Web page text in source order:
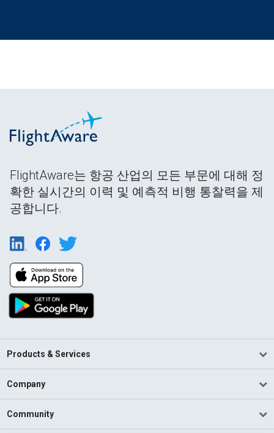
FlightAware는 항공 산업의 모든 부문에 대해 정
확한 실시간의 이력 및 예측적 비행 통찰력을 제
공합니다.
Products & Services
Company
Community